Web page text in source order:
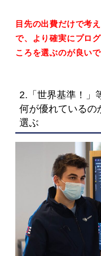
目先の出費だけで考
で、
より確実にプロ
ころを選ぶのが良いで
2.「世界基準！」
何が優れているの
選ぶ